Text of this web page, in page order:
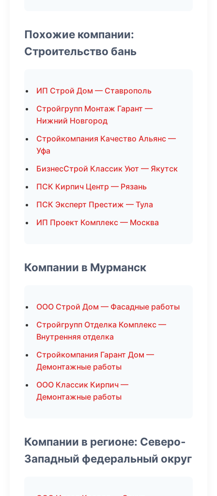
Похожие компании:
Строительство бань
ИП Строй Дом — Ставрополь
Стройгрупп Монтаж Гарант —
Нижний Новгород
Стройкомпания Качество Альянс —
Уфа
БизнесСтрой Классик Уют — Якутск
ПСК Кирпич Центр — Рязань
ПСК Эксперт Престиж — Тула
ИП Проект Комплекс — Москва
Компании в Мурманск
ООО Строй Дом — Фасадные работы
Стройгрупп Отделка Комплекс —
Внутренняя отделка
Стройкомпания Гарант Дом —
Демонтажные работы
ООО Классик Кирпич —
Демонтажные работы
Компании в регионе: Северо-
Западный федеральный округ